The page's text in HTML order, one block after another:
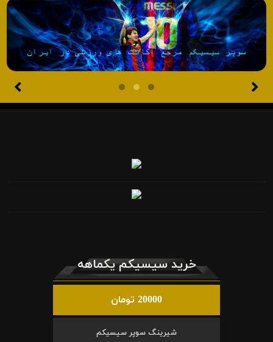
خرید سیسیکم یکماهه
20000 تومان
شیرینگ سوپر سیسیکم